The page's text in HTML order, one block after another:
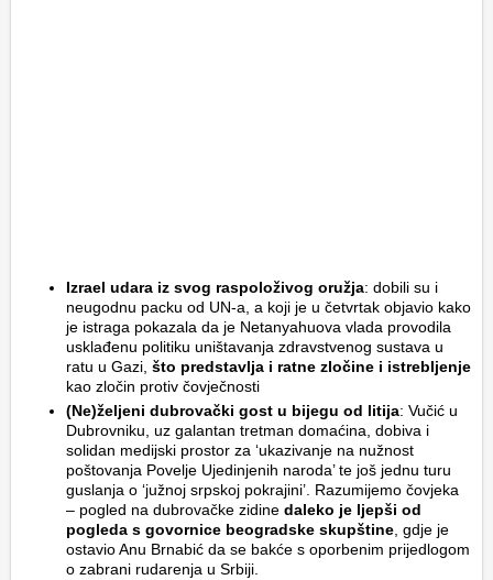
Izrael udara iz svog raspoloživog oružja: dobili su i
neugodnu packu od UN-a, a koji je u četvrtak objavio kako
je istraga pokazala da je Netanyahuova vlada provodila
usklađenu politiku uništavanja zdravstvenog sustava u
ratu u Gazi, što predstavlja i ratne zločine i istrebljenje
kao zločin protiv čovječnosti
(Ne)željeni dubrovački gost u bijegu od litija: Vučić u
Dubrovniku, uz galantan tretman domaćina, dobiva i
solidan medijski prostor za ‘ukazivanje na nužnost
poštovanja Povelje Ujedinjenih naroda’ te još jednu turu
guslanja o ‘južnoj srpskoj pokrajini’. Razumijemo čovjeka
– pogled na dubrovačke zidine daleko je ljepši od
pogleda s govornice beogradske skupštine, gdje je
ostavio Anu Brnabić da se bakće s oporbenim prijedlogom
o zabrani rudarenja u Srbiji.